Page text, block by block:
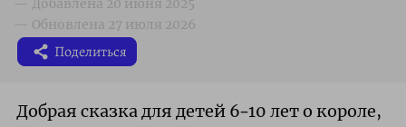
Поделиться
Добрая сказка для детей 6–10 лет о короле,